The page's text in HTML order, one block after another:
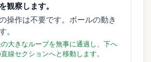
観察します。
操作は不要です。ボールの動き
。
大きなループを無事に通過し、下へ
線セクションへと移動します。